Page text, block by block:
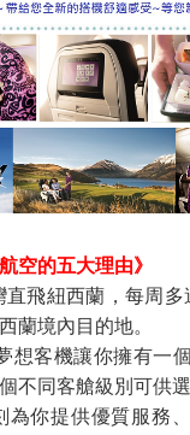
空的五大理由》
直飛紐西蘭，每周
蘭境內目的地。
想客機讓你擁有一
不同客艙級別可供選
為你提供優質服務